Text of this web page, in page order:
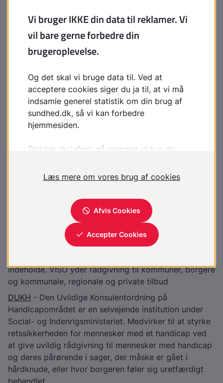
(pivmecilliamin, pivampicillin) kan yderligere sænke
det lave P-carnitin hos personer med CTD. Især bør
man være opmærksom ved brug af disse præparater
hos patienter fra Færøerne
Sociale ydelser
Støttemuligheder til forældre med handicappet eller
alvorligt sygt barn
Indsatser efter behov til barn, familie og netværk for
at støtte barnets sociale deltagelse og udvikling
Ressourcer
- Den nationale videns- og
specialrådgivningsorganisation på det sociale område
og på specialundervisningsområdet. VISO kan for
eksempel rådgive om, hvordan kommunen kan
indeholde. VISO yder rådgivning til kommuner, borgere
og kommunale, regionale og private tilbud
DUKH - Den Uvildige Konsulentordning på
Handicapområdet er en selvejende institution under
Social- og Indenrigsministeriet. Medvirker til at styrke
retssikkerheden for mennesker med et handicap ved
at give uvildig rådgivning til mennesker med handicap
og deres pårørende i sager, der måske er gået i
hårdknude, eller hvor borgeren føler sig uretfærdigt
behandlet